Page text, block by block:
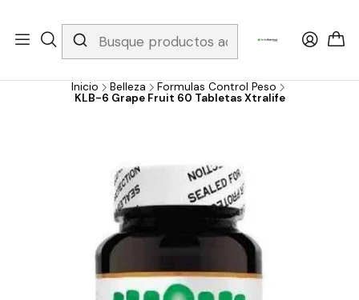
Whatsapp 3229079958/ Fijo 6019251796 / Envios a todo el país y
gratis apartir de 199.000!
Inicio Belleza
Formulas Control Peso
KLB-6 Grape Fruit 60 Tabletas Xtralife